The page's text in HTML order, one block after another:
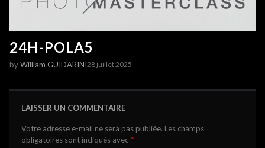
24H-POLA5
byWilliam GUIDARINI28 juillet 2025
LAISSER UN COMMENTAIRE
Votre adresse e-mail ne sera pas publiée. Les champs
obligatoires sont indiqués avec *